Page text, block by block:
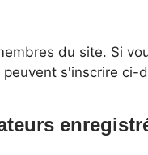
du site. Si
s'inscrire ci-